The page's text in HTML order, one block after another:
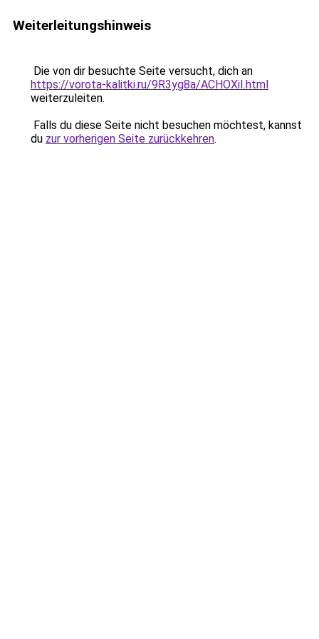
Weiterleitungshinweis
Die von dir besuchte Seite versucht, dich an
https://vorota-kalitki.ru/9R3yg8a/ACHOXiI.html
weiterzuleiten.
Falls du diese Seite nicht besuchen möchtest, kannst
du zur vorherigen Seite zurückkehren.